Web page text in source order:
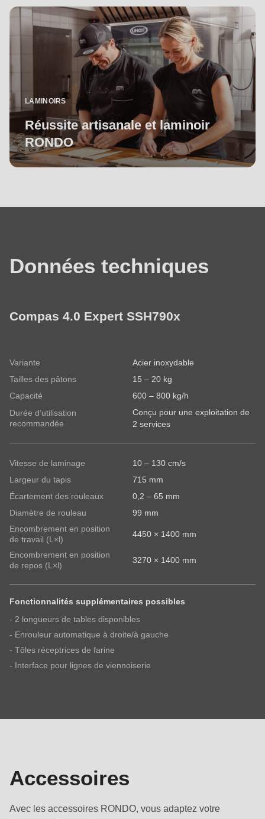
des données.
LAMINOIRS
Réussite artisanale et laminoir
RONDO
Données techniques
Compas 4.0 Expert SSH790x
Variante
Acier inoxydable
Tailles des pâtons
15 – 20 kg
Capacité
600 – 800 kg/h
Durée d’utilisation
recommandée
Conçu pour une exploitation de
2 services
Vitesse de laminage
10 – 130 cm/s
Largeur du tapis
715 mm
Écartement des rouleaux
0,2 – 65 mm
Diamètre de rouleau
99 mm
Encombrement en position
de travail (L×l)
4450 × 1400 mm
Encombrement en position
de repos (L×l)
3270 × 1400 mm
Fonctionnalités supplémentaires possibles
- 2 longueurs de tables disponibles
- Enrouleur automatique à droite/à gauche
- Tôles réceptrices de farine
- Interface pour lignes de viennoiserie
Accessoires
Avec les accessoires RONDO, vous adaptez votre